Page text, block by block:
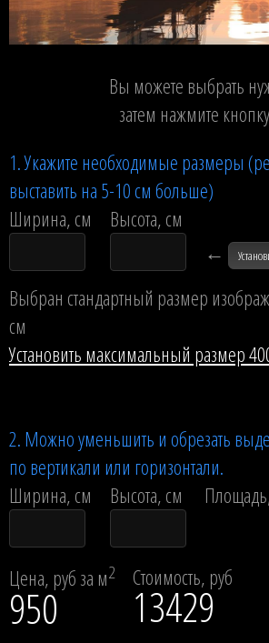
Вы можете выбрать
затем нажмите
1. Укажите необходимые размеры
выставить на 5-10 см больше)
Ширина, см
Высота, см
←
Выбран стандартный размер
см
Установить максимальный размер
2. Можно уменьшить и обрезать
по вертикали или горизонтали.
Ширина, см
Высота, см
Цена, руб за м2
950
Стоимость, руб
13429